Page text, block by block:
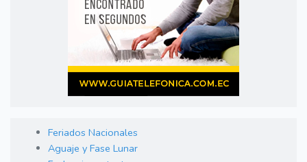
Feriados Nacionales
Aguaje y Fase Lunar